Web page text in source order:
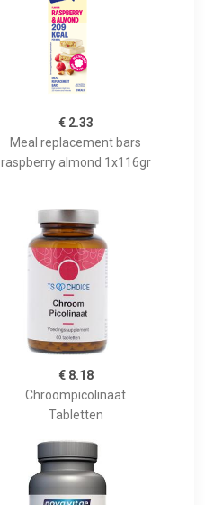
€ 2.33
Meal replacement bars
raspberry almond 1x116gr
€ 8.18
Chroompicolinaat
Tabletten